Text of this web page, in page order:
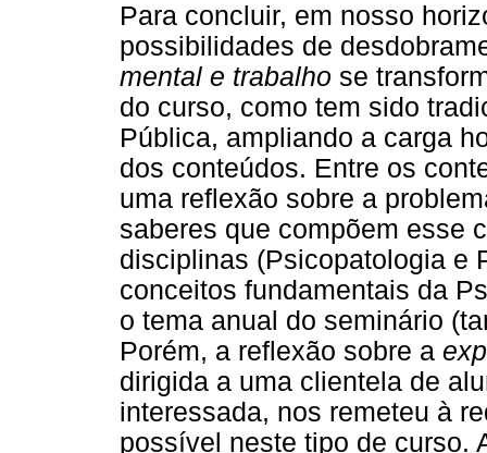
Para concluir, em nosso
possibilidades de
mental e trabalho se
do curso, como tem sido
Pública, ampliando a carga
dos conteúdos. Entre os
uma reflexão sobre a
saberes que compõem esse
disciplinas (Psicopatologia e
conceitos fundamentais da
o tema anual do seminário
Porém, a reflexão sobre a
dirigida a uma clientela de
interessada, nos remeteu à
possível neste tipo de curso.